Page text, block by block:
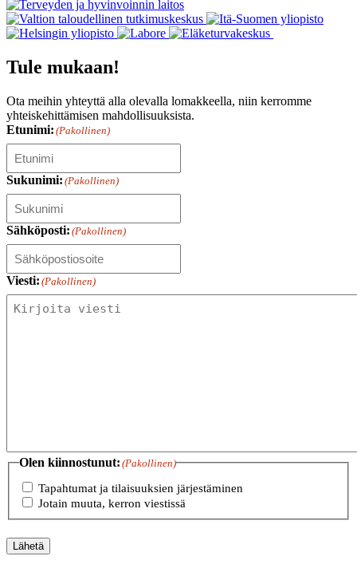
Tule mukaan!
Ota meihin yhteyttä alla olevalla lomakkeella, niin kerromme
yhteiskehittämisen mahdollisuuksista.
Etunimi: (Pakollinen)
Sukunimi: (Pakollinen)
Sähköposti: (Pakollinen)
Viesti: (Pakollinen)
Olen kiinnostunut: (Pakollinen)
Tapahtumat ja tilaisuuksien järjestäminen
Jotain muuta, kerron viestissä
Lähetä